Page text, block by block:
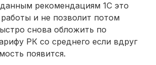
рекомендациям 1С это
и не позволит потом
снова обложить по
РК со среднего если вдруг
появится.